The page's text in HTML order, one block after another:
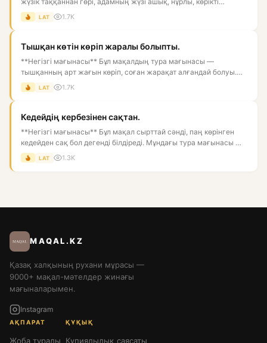
болғаны...
LAT 1.7K
Тышқан көтін көріп жаралы болыпты.
**Негізгі мағынасы** Бұл мақалдың тура мағынасы —
тышқанның арт жағын көріп, соған жарақат алғандай болуы.
Астарлы мағын...
LAT 1.7K
Кедейдің кербезінен сақтан.
**Негізгі мағынасы** Бұл мақал сырттай сәнді, паң көрінген
кедейден сақ бол дегенді білдіреді. Мұндағы тура мағынасы —
к...
LAT 1.3K
MAQAL.KZ
Қазақ халқының рухани мұрасы —
9000+ мақал-мәтелдер жинағы
мағыналарымен.
Instagram
АҚПАРАТ
Жоба туралы
ҚҰҚЫҚ
Құпиялылық саясаты